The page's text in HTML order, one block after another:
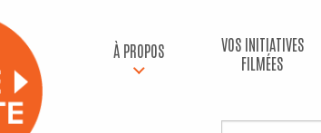
À PROPOS
VOS INITIATIVES
FILMÉES